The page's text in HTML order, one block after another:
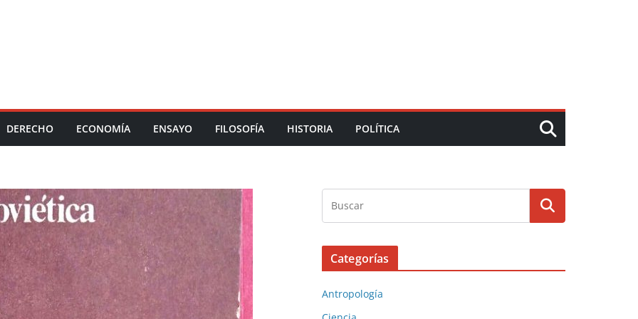
DERECHO ECONOMÍA ENSAYO FILOSOFÍA HISTORIA POLÍTICA
Categorías
Antropología